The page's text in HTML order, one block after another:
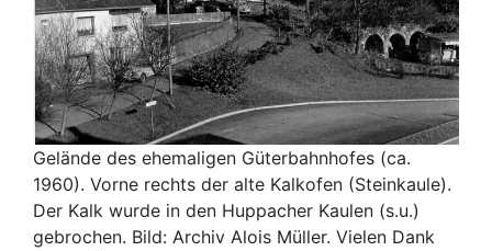
Gelände des ehemaligen Güterbahnhofes (ca.
1960). Vorne rechts der alte Kalkofen (Steinkaule).
Der Kalk wurde in den Huppacher Kaulen (s.u.)
gebrochen. Bild: Archiv Alois Müller. Vielen Dank